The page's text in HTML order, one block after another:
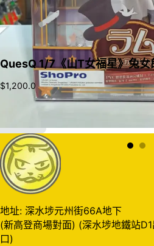
QuesQ 1/7《山T女福星》兔
$1,200.0
地址: 深水埗元州街66A地下
(新高登商場對面) (深水埗地鐵站D1
口)